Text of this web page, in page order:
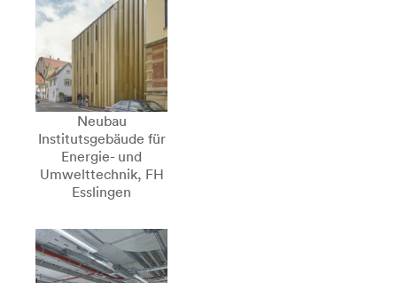
Neubau
Institutsgebäude für
Energie- und
Umwelttechnik, FH
Esslingen